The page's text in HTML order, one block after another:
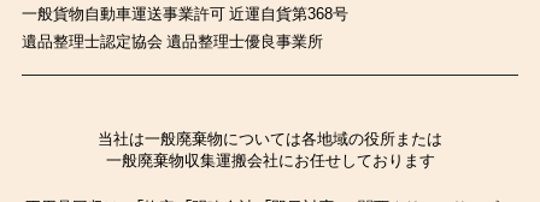
一般貨物自動車運送事業許可 近運自貨第368号
遺品整理士認定協会 遺品整理士優良事業所
当社は一般廃棄物については各地域の役所または
一般廃棄物収集運搬会社にお任せしております